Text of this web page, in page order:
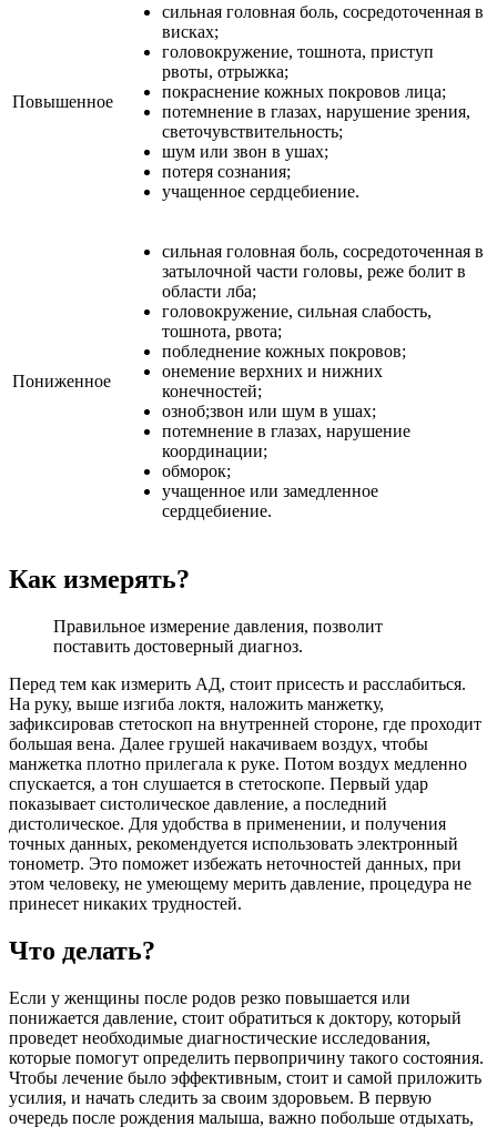
Повышенное
сильная головная боль, сосредоточенная в
висках;
головокружение, тошнота, приступ
рвоты, отрыжка;
покраснение кожных покровов лица;
потемнение в глазах, нарушение зрения,
светочувствительность;
шум или звон в ушах;
потеря сознания;
учащенное сердцебиение.
Пониженное
сильная головная боль, сосредоточенная в
затылочной части головы, реже болит в
области лба;
головокружение, сильная слабость,
тошнота, рвота;
побледнение кожных покровов;
онемение верхних и нижних
конечностей;
озноб;звон или шум в ушах;
потемнение в глазах, нарушение
координации;
обморок;
учащенное или замедленное
сердцебиение.
Как измерять?
Правильное измерение давления, позволит
поставить достоверный диагноз.
Перед тем как измерить АД, стоит присесть и расслабиться.
На руку, выше изгиба локтя, наложить манжетку,
зафиксировав стетоскоп на внутренней стороне, где проходит
большая вена. Далее грушей накачиваем воздух, чтобы
манжетка плотно прилегала к руке. Потом воздух медленно
спускается, а тон слушается в стетоскопе. Первый удар
показывает систолическое давление, а последний
дистолическое. Для удобства в применении, и получения
точных данных, рекомендуется использовать электронный
тонометр. Это поможет избежать неточностей данных, при
этом человеку, не умеющему мерить давление, процедура не
принесет никаких трудностей.
Что делать?
Если у женщины после родов резко повышается или
понижается давление, стоит обратиться к доктору, который
проведет необходимые диагностические исследования,
которые помогут определить первопричину такого состояния.
Чтобы лечение было эффективным, стоит и самой приложить
усилия, и начать следить за своим здоровьем. В первую
очередь после рождения малыша, важно побольше отдыхать,